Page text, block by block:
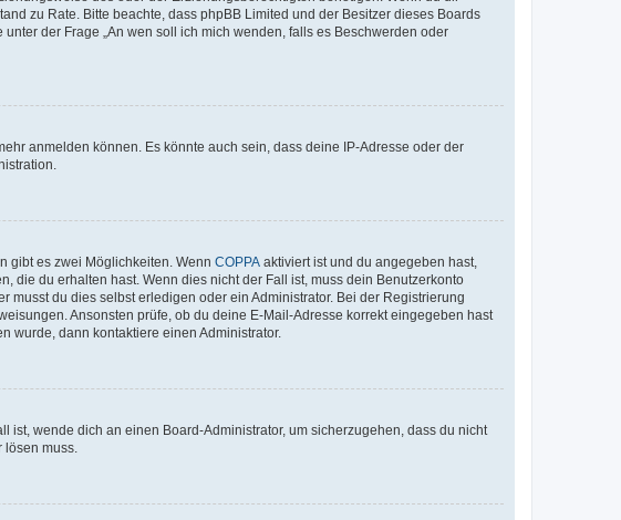
zu Rate. Bitte beachte, dass phpBB Limited und der Besitzer dieses Boards
der Frage „An wen soll ich mich wenden, falls es Beschwerden oder
anmelden können. Es könnte auch sein, dass deine IP-Adresse oder der
gibt es zwei Möglichkeiten. Wenn COPPA aktiviert ist und du angegeben hast,
die du erhalten hast. Wenn dies nicht der Fall ist, muss dein Benutzerkonto
du dies selbst erledigen oder ein Administrator. Bei der Registrierung
Ansonsten prüfe, ob du deine E-Mail-Adresse korrekt eingegeben hast
wurde, dann kontaktiere einen Administrator.
wende dich an einen Board-Administrator, um sicherzugehen, dass du nicht
muss.